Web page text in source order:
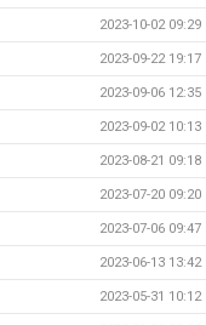
2023-10-02 09:29
2023-09-22 19:17
2023-09-06 12:35
2023-09-02 10:13
2023-08-21 09:18
2023-07-20 09:20
2023-07-06 09:47
2023-06-13 13:42
2023-05-31 10:12